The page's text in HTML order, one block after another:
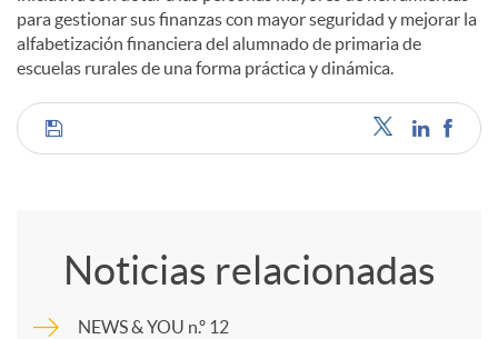
para gestionar sus finanzas con mayor seguridad y mejorar la
alfabetización financiera del alumnado de primaria de
escuelas rurales de una forma práctica y dinámica.
C
m
Noticias relacionadas
NEWS & YOU n.º 12